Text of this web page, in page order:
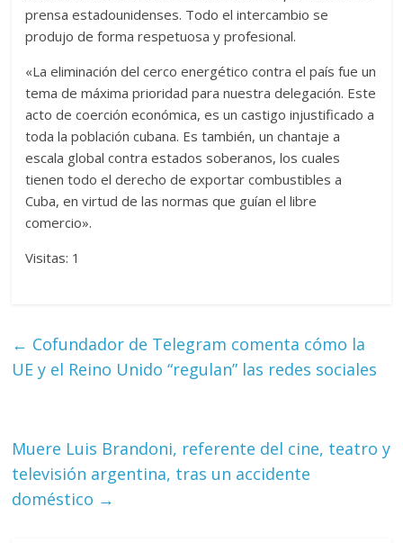
prensa estadounidenses. Todo el intercambio se
produjo de forma respetuosa y profesional.
«La eliminación del cerco energético contra el país fue un
tema de máxima prioridad para nuestra delegación. Este
acto de coerción económica, es un castigo injustificado a
toda la población cubana. Es también, un chantaje a
escala global contra estados soberanos, los cuales
tienen todo el derecho de exportar combustibles a
Cuba, en virtud de las normas que guían el libre
comercio».
Visitas: 1
← Cofundador de Telegram comenta cómo la
UE y el Reino Unido “regulan” las redes sociales
Muere Luis Brandoni, referente del cine, teatro y
televisión argentina, tras un accidente
doméstico →